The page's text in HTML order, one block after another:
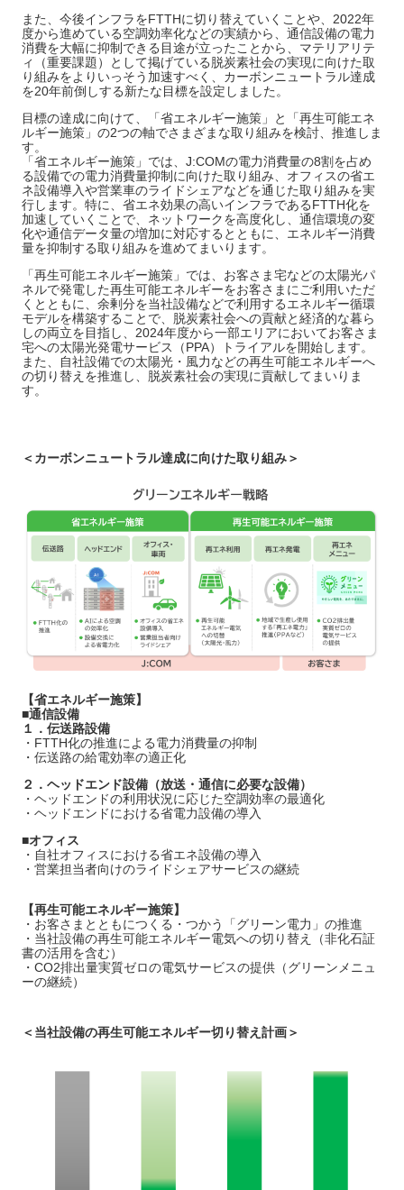
また、今後インフラをFTTHに切り替えていくことや、2022年
度から進めている空調効率化などの実績から、通信設備の電力
消費を大幅に抑制できる目途が立ったことから、マテリアリテ
ィ（重要課題）として掲げている脱炭素社会の実現に向けた取
り組みをよりいっそう加速すべく、カーボンニュートラル達成
を20年前倒しする新たな目標を設定しました。
目標の達成に向けて、「省エネルギー施策」と「再生可能エネ
ルギー施策」の2つの軸でさまざまな取り組みを検討、推進しま
す。
「省エネルギー施策」では、J:COMの電力消費量の8割を占め
る設備での電力消費量抑制に向けた取り組み、オフィスの省エ
ネ設備導入や営業車のライドシェアなどを通じた取り組みを実
行します。特に、省エネ効果の高いインフラであるFTTH化を
加速していくことで、ネットワークを高度化し、通信環境の変
化や通信データ量の増加に対応するとともに、エネルギー消費
量を抑制する取り組みを進めてまいります。
「再生可能エネルギー施策」では、お客さま宅などの太陽光パ
ネルで発電した再生可能エネルギーをお客さまにご利用いただ
くとともに、余剰分を当社設備などで利用するエネルギー循環
モデルを構築することで、脱炭素社会への貢献と経済的な暮ら
しの両立を目指し、2024年度から一部エリアにおいてお客さま
宅への太陽光発電サービス（PPA）トライアルを開始します。
また、自社設備での太陽光・風力などの再生可能エネルギーへ
の切り替えを推進し、脱炭素社会の実現に貢献してまいりま
す。
＜カーボンニュートラル達成に向けた取り組み＞
【省エネルギー施策】
■通信設備
１．伝送路設備
・FTTH化の推進による電力消費量の抑制
・伝送路の給電効率の適正化
２．ヘッドエンド設備（放送・通信に必要な設備）
・ヘッドエンドの利用状況に応じた空調効率の最適化
・ヘッドエンドにおける省電力設備の導入
■オフィス
・自社オフィスにおける省エネ設備の導入
・営業担当者向けのライドシェアサービスの継続
【再生可能エネルギー施策】
・お客さまとともにつくる・つかう「グリーン電力」の推進
・当社設備の再生可能エネルギー電気への切り替え（非化石証
書の活用を含む）
・CO2排出量実質ゼロの電気サービスの提供（グリーンメニュ
ーの継続）
＜当社設備の再生可能エネルギー切り替え計画＞